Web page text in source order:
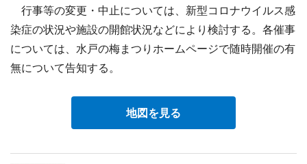
行事等の変更・中止については、新型コロナウイルス感
染症の状況や施設の開館状況などにより検討する。各催事
については、水戸の梅まつりホームページで随時開催の有
無について告知する。
地図を見る